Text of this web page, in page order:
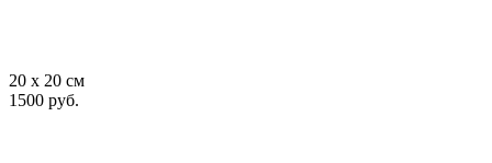
20 x 20 см
1500 руб.